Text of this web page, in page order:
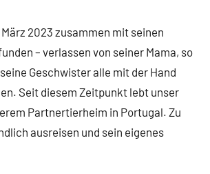
2023 zusammen mit seinen
– verlassen von seiner Mama, so
Geschwister alle mit der Hand
Seit diesem Zeitpunkt lebt unser
Partnertierheim in Portugal. Zu
ausreisen und sein eigenes